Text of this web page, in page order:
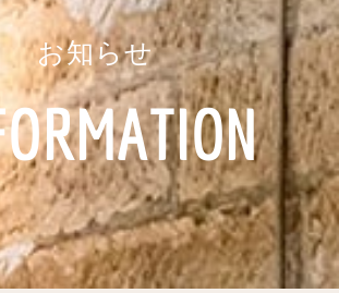
お知らせ